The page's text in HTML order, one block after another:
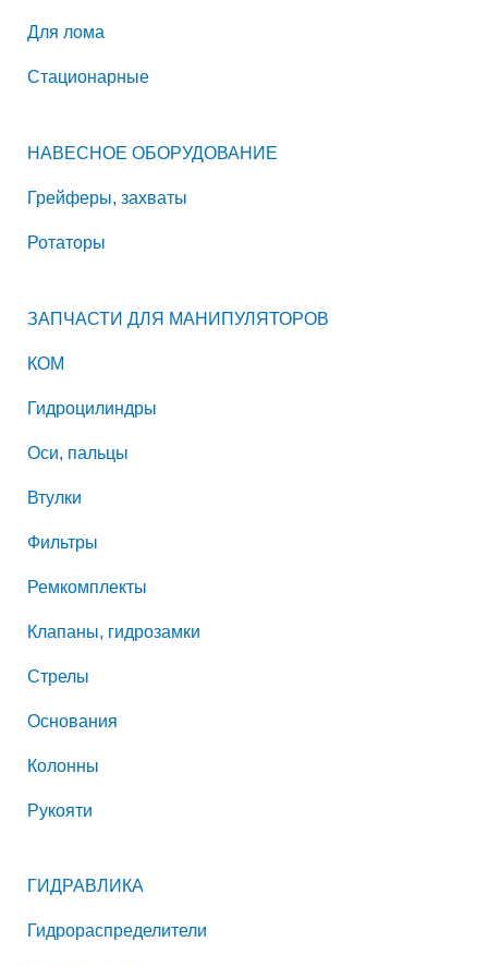
Для лома
Стационарные
НАВЕСНОЕ ОБОРУДОВАНИЕ
Грейферы, захваты
Ротаторы
ЗАПЧАСТИ ДЛЯ МАНИПУЛЯТОРОВ
КОМ
Гидроцилиндры
Оси, пальцы
Втулки
Фильтры
Ремкомплекты
Клапаны, гидрозамки
Стрелы
Основания
Колонны
Рукояти
ГИДРАВЛИКА
Гидрораспределители